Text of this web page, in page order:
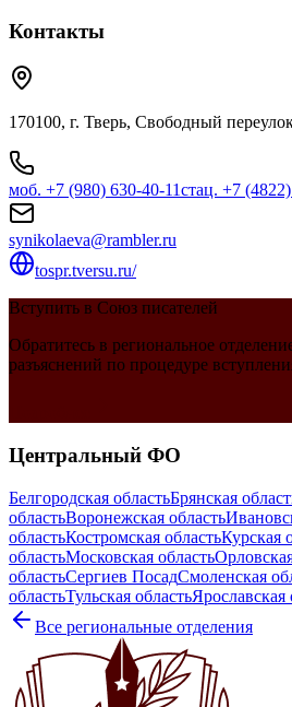
Контакты
170100, г. Тверь, Свободный
моб. +7 (980) 630-40-11стац. +7
synikolaeva@rambler.ru
tospr.tversu.ru/
Вступить в Союз писателей
Обратитесь в региональное
разъяснений по процедуре
Центральный ФО
Белгородская областьБрянская
областьВоронежская область
областьКостромская областьКурская
областьМосковская область
областьСергиев ПосадСмоленская
областьТульская областьЯрославская
Все региональные отделения